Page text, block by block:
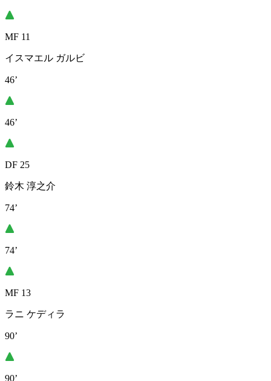
MF 11
イスマエル ガルビ
46’
46’
DF 25
鈴木 淳之介
74’
74’
MF 13
ラニ ケディラ
90’
90’